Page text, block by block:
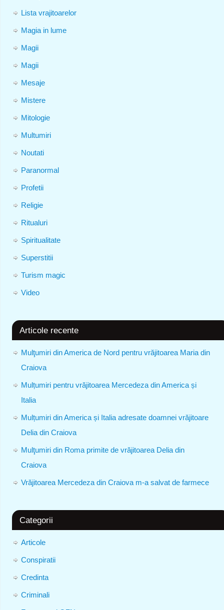
Lista vrajitoarelor
Magia in lume
Magii
Magii
Mesaje
Mistere
Mitologie
Multumiri
Noutati
Paranormal
Profetii
Religie
Ritualuri
Spiritualitate
Superstitii
Turism magic
Video
Articole recente
Mulţumiri din America de Nord pentru vrăjitoarea Maria din
Craiova
Mulțumiri pentru vrăjitoarea Mercedeza din America și
Italia
Mulțumiri din America și Italia adresate doamnei vrăjitoare
Delia din Craiova
Mulţumiri din Roma primite de vrăjitoarea Delia din
Craiova
Vrăjitoarea Mercedeza din Craiova m-a salvat de farmece
Categorii
Articole
Conspiratii
Credinta
Criminali